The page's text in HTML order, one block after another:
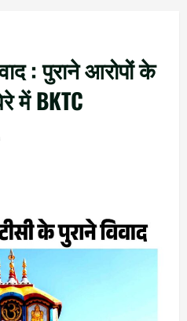
: पुराने आरोपों के
में BKTC